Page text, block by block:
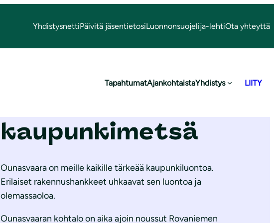
YhdistysnettiPäivitä jäsentietosiLuonnonsuojelija-lehtiOta yhteyttä
TapahtumatAjankohtaistaYhdistys LIITY
Säilytetään
kaupunkimetsä
Ounasvaara on meille kaikille tärkeää kaupunkiluontoa.
Erilaiset rakennushankkeet uhkaavat sen luontoa ja
olemassaoloa.
Ounasvaaran kohtalo on aika ajoin noussut Rovaniemen